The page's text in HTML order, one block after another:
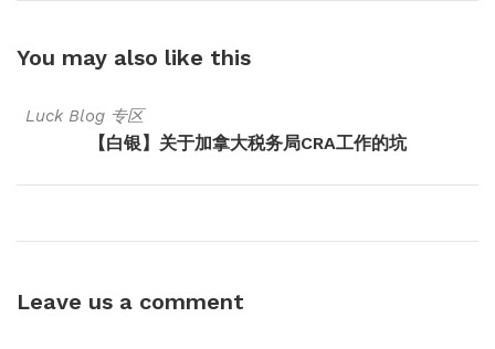
You may also like this
Luck Blog 专区
【白银】关于加拿大税务局CRA工作的坑
Leave us a comment